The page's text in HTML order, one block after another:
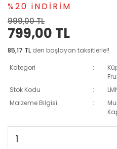
%20 iNDİRİM
999,00 TL
799,00 TL
85,17 TL den başlayan taksitlerle!!
Kategori
Stok Kodu
Malzeme Bilgisi